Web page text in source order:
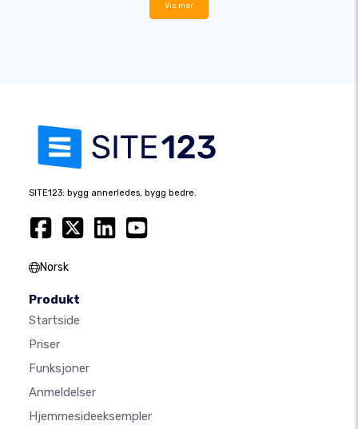
Vis mer
SITE123: bygg annerledes, bygg bedre.
Norsk
Produkt
Startside
Priser
Funksjoner
Anmeldelser
Hjemmesideeksempler